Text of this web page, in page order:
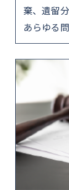
棄、遺留
あらゆる